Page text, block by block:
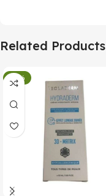
Related Products
-34%